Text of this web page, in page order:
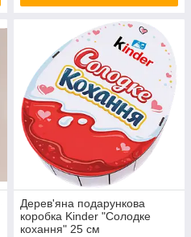
Дерев'яна подарункова
коробка Kinder "Солодке
кохання" 25 см